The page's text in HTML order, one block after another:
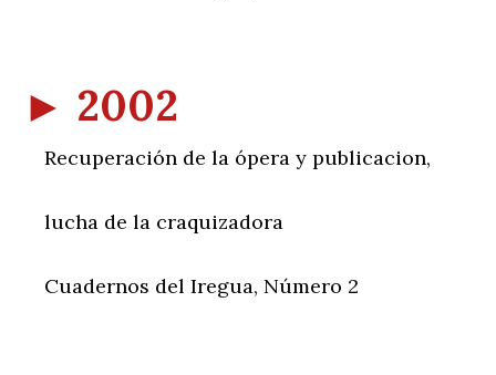
► 2002
Recuperación de la ópera y publicacion,
lucha de la craquizadora
Cuadernos del Iregua, Número 2